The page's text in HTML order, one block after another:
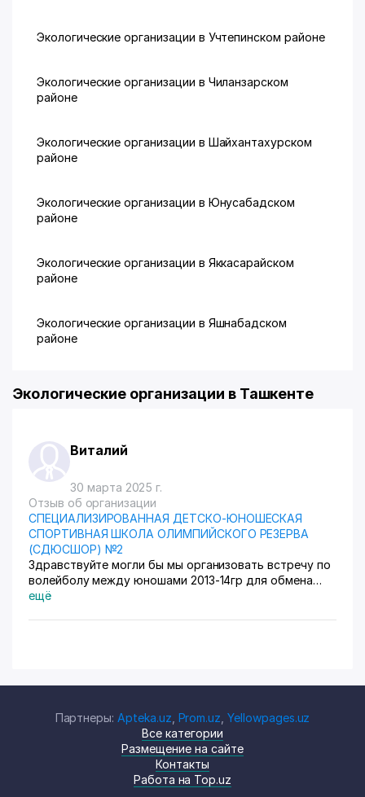
Экологические организации в Учтепинском районе
Экологические организации в Чиланзарском
районе
Экологические организации в Шайхантахурском
районе
Экологические организации в Юнусабадском
районе
Экологические организации в Яккасарайском
районе
Экологические организации в Яшнабадском
районе
Экологические организации в Ташкенте
Виталий
30 марта 2025 г.
Отзыв об организации
СПЕЦИАЛИЗИРОВАННАЯ ДЕТСКО-ЮНОШЕСКАЯ
СПОРТИВНАЯ ШКОЛА ОЛИМПИЙСКОГО РЕЗЕРВА
(СДЮСШОР) №2
Здравствуйте могли бы мы организовать встречу по
волейболу между юношами 2013-14гр для обмена
игровым опытом?
ещё
Партнеры: Apteka.uz Prom.uz ,Yellowpages.uz
Все категории
Размещение на сайте
Контакты
Работа на Top.uz